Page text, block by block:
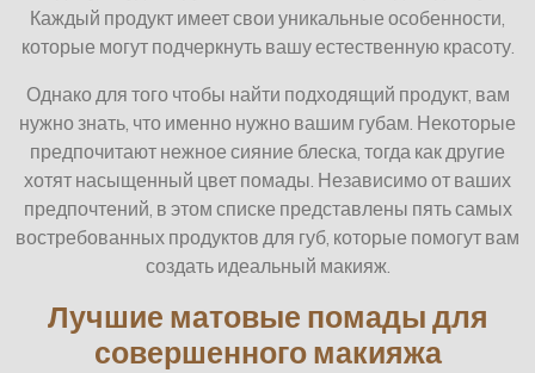
Каждый продукт имеет свои уникальные особенности,
которые могут подчеркнуть вашу естественную красоту.
Однако для того чтобы найти подходящий продукт, вам
нужно знать, что именно нужно вашим губам. Некоторые
предпочитают нежное сияние блеска, тогда как другие
хотят насыщенный цвет помады. Независимо от ваших
предпочтений, в этом списке представлены пять самых
востребованных продуктов для губ, которые помогут вам
создать идеальный макияж.
Лучшие матовые помады для
совершенного макияжа